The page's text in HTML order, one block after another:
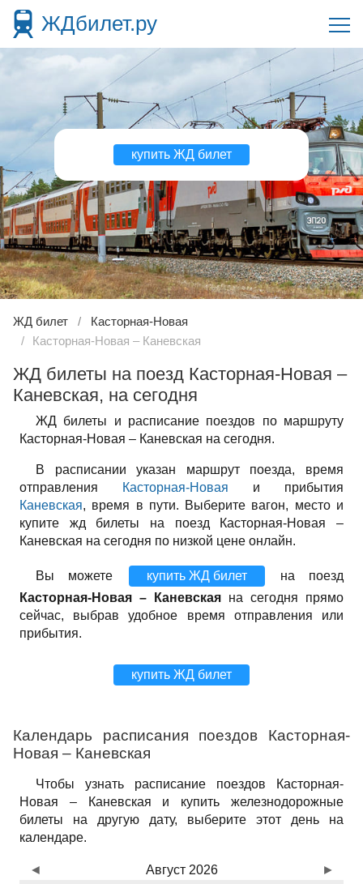
ЖДбилет.ру
купить ЖД билет
ЖД билет
Касторная-Новая
Касторная-Новая – Каневская
ЖД билеты на поезд Касторная-Новая –
Каневская, на сегодня
ЖД билеты и расписание поездов по маршруту
Касторная-Новая – Каневская на сегодня.
В расписании указан маршрут поезда, время
отправления
Касторная-Новая и прибытия
Каневская, время в пути. Выберите вагон, место и
купите жд билеты на поезд Касторная-Новая –
Каневская на сегодня по низкой цене онлайн.
Вы можете купить ЖД билет
на поезд
Касторная-Новая – Каневская на сегодня прямо
сейчас, выбрав удобное время отправления или
прибытия.
купить ЖД билет
Календарь расписания поездов Касторная-
Новая – Каневская
Чтобы узнать расписание поездов Касторная-
Новая – Каневская и купить железнодорожные
билеты на другую дату, выберите этот день на
календаре.
Август 2026
◄ ►